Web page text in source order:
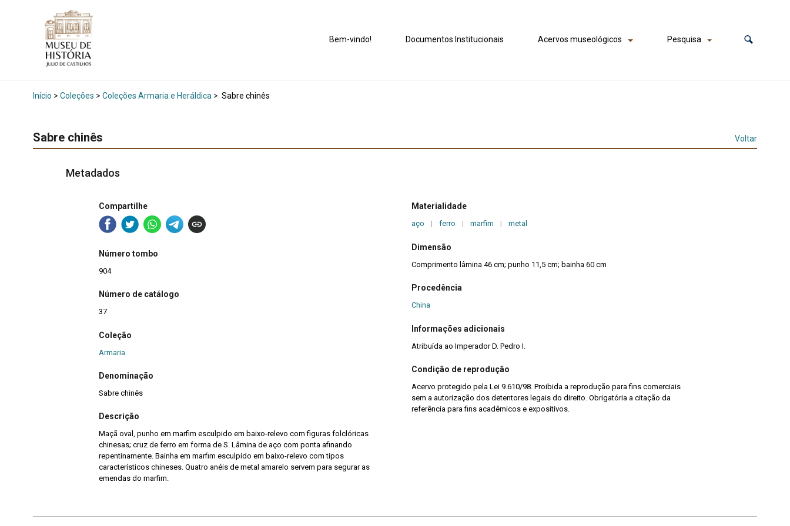
Bem-vindo! Documentos Institucionais Acervos museológicos Pesquisa
Início > Coleções > Coleções Armaria e Heráldica > Sabre chinês
Sabre chinês Voltar
Metadados
Compartilhe
Número tombo
904
Número de catálogo
37
Coleção
Armaria
Denominação
Sabre chinês
Descrição
Maçã oval, punho em marfim esculpido em baixo-relevo com figuras folclóricas
chinesas; cruz de ferro em forma de S. Lâmina de aço com ponta afinando
repentinamente. Bainha em marfim esculpido em baixo-relevo com tipos
característicos chineses. Quatro anéis de metal amarelo servem para segurar as
emendas do marfim.
Materialidade
aço | ferro | marfim | metal
Dimensão
Comprimento lâmina 46 cm; punho 11,5 cm; bainha 60 cm
Procedência
China
Informações adicionais
Atribuída ao Imperador D. Pedro I.
Condição de reprodução
Acervo protegido pela Lei 9.610/98. Proibida a reprodução para fins comerciais
sem a autorização dos detentores legais do direito. Obrigatória a citação da
referência para fins acadêmicos e expositivos.